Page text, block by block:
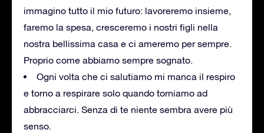
immagino tutto il mio futuro: lavoreremo insieme,
faremo la spesa, cresceremo i nostri figli nella
nostra bellissima casa e ci ameremo per sempre.
Proprio come abbiamo sempre sognato.
Ogni volta che ci salutiamo mi manca il respiro
e torno a respirare solo quando torniamo ad
abbracciarci. Senza di te niente sembra avere più
senso.